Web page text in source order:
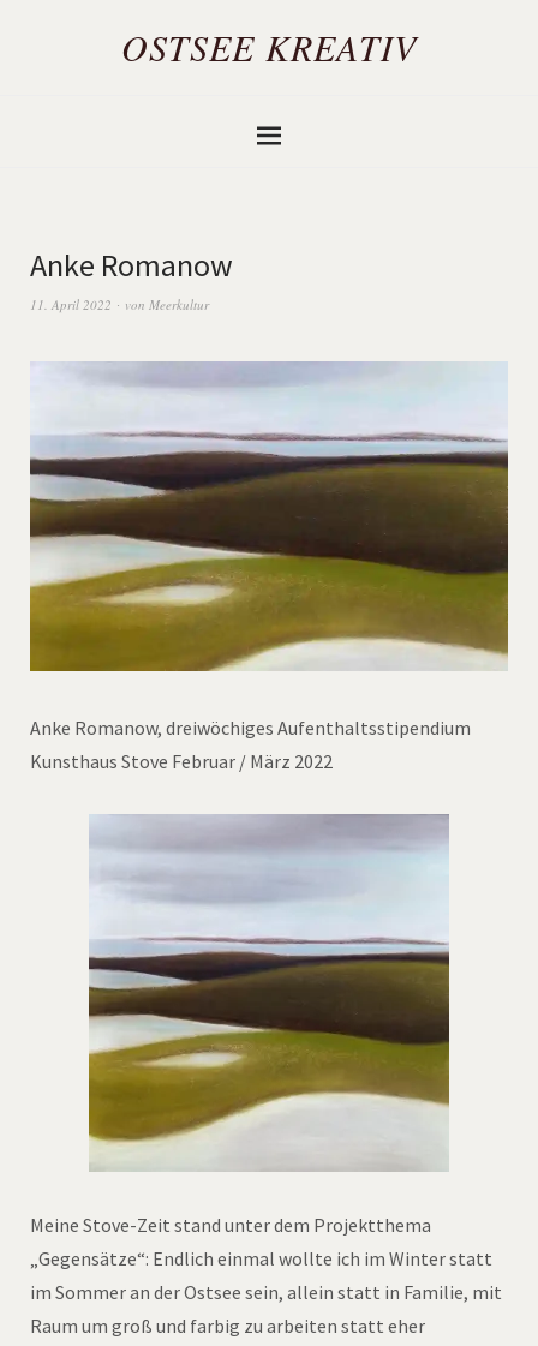
OSTSEE KREATIV
Anke Romanow
11. April 2022 von Meerkultur
Anke Romanow, dreiwöchiges Aufenthaltsstipendium
Kunsthaus Stove Februar / März 2022
Meine Stove-Zeit stand unter dem Projektthema
„Gegensätze“: Endlich einmal wollte ich im Winter statt
im Sommer an der Ostsee sein, allein statt in Familie, mit
Raum um groß und farbig zu arbeiten statt eher